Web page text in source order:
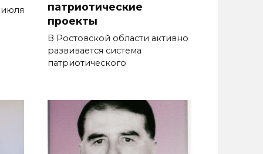
патриотические
проекты
В Ростовской области активно
развивается система
патриотического